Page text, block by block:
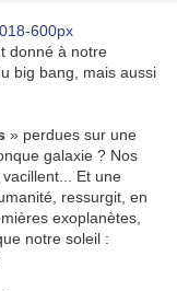
donné à notre
big bang, mais aussi
» perdues sur une
galaxie ? Nos
Et une
ressurgit, en
exoplanètes,
notre soleil :